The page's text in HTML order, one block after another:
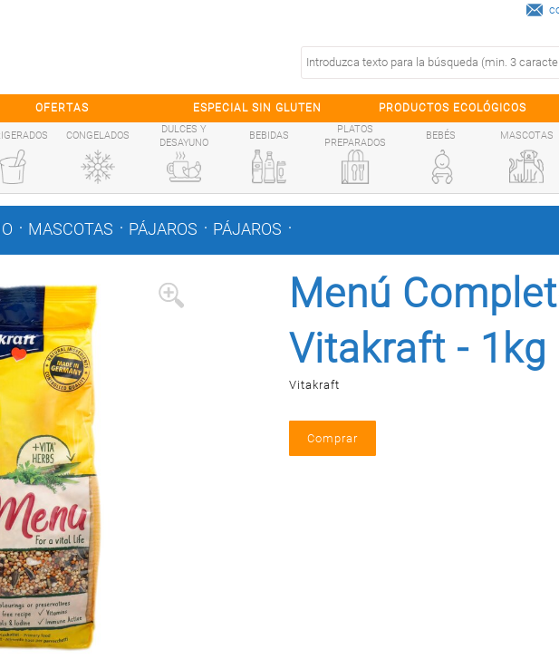
OFERTAS ESPECIAL SIN GLUTEN PRODUCTOS ECOLÓGICOS
CONGELADOS
DULCES Y
DESAYUNO
BEBIDAS
PLATOS
PREPARADOS
BEBÉS MASCOTAS
. MASCOTAS . PÁJAROS . PÁJAROS .
Menú
Vitakraft - 1kg
Vitakraft